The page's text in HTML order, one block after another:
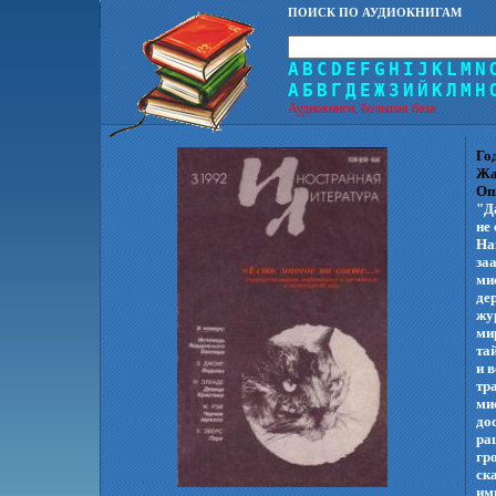
ПОИСК ПО АУДИОКНИГАМ
A B C D E F G H I J K L M N
А Б В Г Д Е Ж З И Й КЛ М Н
Аудиокниги, большая база.
не
и